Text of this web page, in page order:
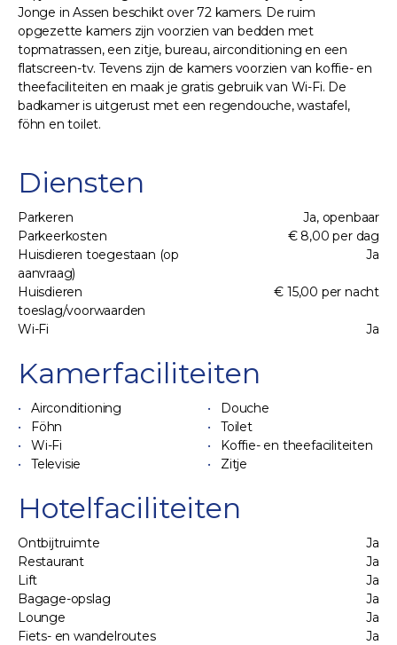
Jonge in Assen beschikt over 72 kamers. De ruim
opgezette kamers zijn voorzien van bedden met
topmatrassen, een zitje, bureau, airconditioning en een
flatscreen-tv. Tevens zijn de kamers voorzien van koffie- en
theefaciliteiten en maak je gratis gebruik van Wi-Fi. De
badkamer is uitgerust met een regendouche, wastafel,
föhn en toilet.
Diensten
Parkeren
Ja, openbaar
Parkeerkosten
€ 8,00 per dag
Huisdieren toegestaan (op
aanvraag)
Ja
Huisdieren
toeslag/voorwaarden
€ 15,00 per nacht
Wi-Fi Ja
Kamerfaciliteiten
Airconditioning
Douche
Föhn
Toilet
Wi-Fi
Koffie- en theefaciliteiten
Televisie
Zitje
Hotelfaciliteiten
Ontbijtruimte
Ja
Restaurant
Ja
Lift
Ja
Bagage-opslag
Ja
Lounge
Ja
Fiets- en wandelroutes
Ja